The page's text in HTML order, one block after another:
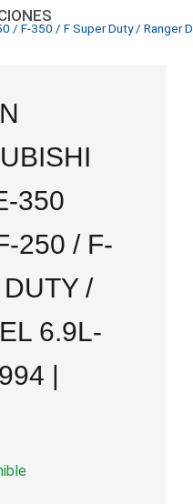
/ F-350 / F Super Duty / Ranger
350
250 / F-
/
6.9L-
|